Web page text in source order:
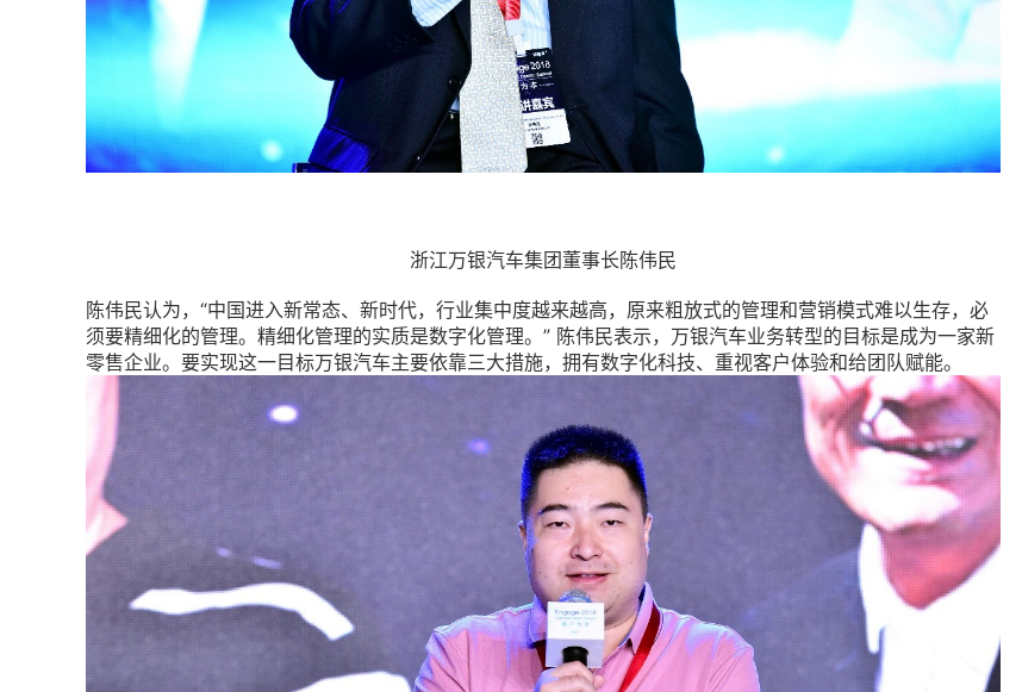
浙江万银汽车集团董事长陈伟民
陈伟民认为，“中国进入新常态、新时代，行业集中度越来越高，原来粗放式的管理和营销模式难以生存，必
须要精细化的管理。精细化管理的实质是数字化管理。” 陈伟民表示，万银汽车业务转型的目标是成为一家新
零售企业。要实现这一目标万银汽车主要依靠三大措施，拥有数字化科技、重视客户体验和给团队赋能。